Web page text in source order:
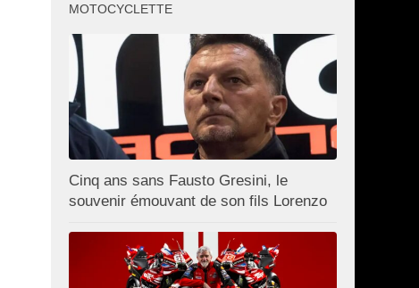
MOTOCYCLETTE
Cinq ans sans Fausto Gresini, le
souvenir émouvant de son fils Lorenzo